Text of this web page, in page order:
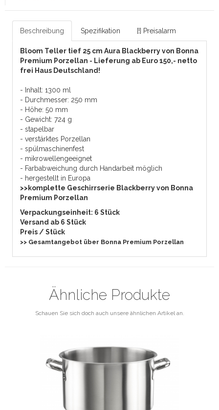
Beschreibung Spezifikation [!] Preisalarm
Bloom Teller tief 25 cm Aura Blackberry von Bonna
Premium Porzellan - Lieferung ab Euro 150,- netto
frei Haus Deutschland!
- Inhalt: 1300 ml
- Durchmesser: 250 mm
- Höhe: 50 mm
- Gewicht: 724 g
- stapelbar
- verstärktes Porzellan
- spülmaschinenfest
- mikrowellengeeignet
- Farbabweichung durch Handarbeit möglich
- hergestellt in Europa
>>komplette Geschirrserie Blackberry von Bonna
Premium Porzellan
Verpackungseinheit: 6 Stück
Versand ab 6 Stück
Preis / Stück
>> Gesamtangebot über Bonna Premium Porzellan
Ähnliche Produkte
Schauen Sie sich doch auch unsere ähnlichen Artikel an.